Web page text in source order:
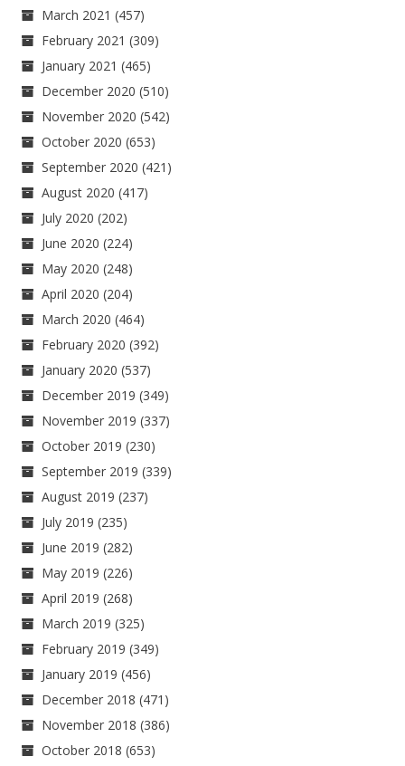
March 2021 (457)
February 2021 (309)
January 2021 (465)
December 2020 (510)
November 2020 (542)
October 2020 (653)
September 2020 (421)
August 2020 (417)
July 2020 (202)
June 2020 (224)
May 2020 (248)
April 2020 (204)
March 2020 (464)
February 2020 (392)
January 2020 (537)
December 2019 (349)
November 2019 (337)
October 2019 (230)
September 2019 (339)
August 2019 (237)
July 2019 (235)
June 2019 (282)
May 2019 (226)
April 2019 (268)
March 2019 (325)
February 2019 (349)
January 2019 (456)
December 2018 (471)
November 2018 (386)
October 2018 (653)